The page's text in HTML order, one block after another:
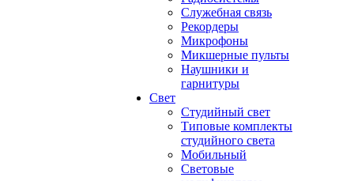
Служебная связь
Рекордеры
Микрофоны
Микшерные пульты
Наушники и
гарнитуры
Свет
Студийный свет
Типовые комплекты
студийного света
Мобильный
Световые